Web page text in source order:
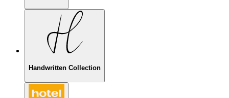
Handwritten Collection